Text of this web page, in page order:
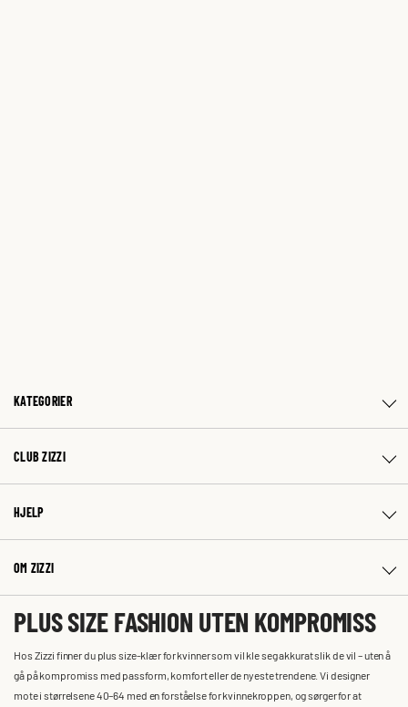
KATEGORIER
CLUB ZIZZI
HJELP
OM ZIZZI
PLUS SIZE FASHION UTEN KOMPROMISS
Hos Zizzi finner du plus size-klær for kvinner som vil kle seg akkurat slik de vil – uten å
gå på kompromiss med passform, komfort eller de nyeste trendene. Vi designer
mote i størrelsene 40–64 med en forståelse for kvinnekroppen, og sørger for at